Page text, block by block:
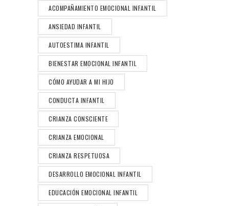
ACOMPAÑAMIENTO EMOCIONAL INFANTIL
ANSIEDAD INFANTIL
AUTOESTIMA INFANTIL
BIENESTAR EMOCIONAL INFANTIL
CÓMO AYUDAR A MI HIJO
CONDUCTA INFANTIL
CRIANZA CONSCIENTE
CRIANZA EMOCIONAL
CRIANZA RESPETUOSA
DESARROLLO EMOCIONAL INFANTIL
EDUCACIÓN EMOCIONAL INFANTIL